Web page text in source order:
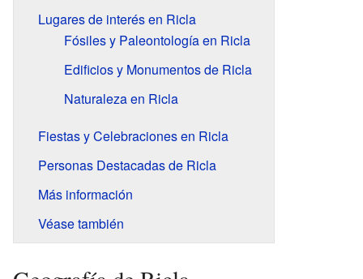
Lugares de interés en Ricla
Fósiles y Paleontología en Ricla
Edificios y Monumentos de Ricla
Naturaleza en Ricla
Fiestas y Celebraciones en Ricla
Personas Destacadas de Ricla
Más información
Véase también